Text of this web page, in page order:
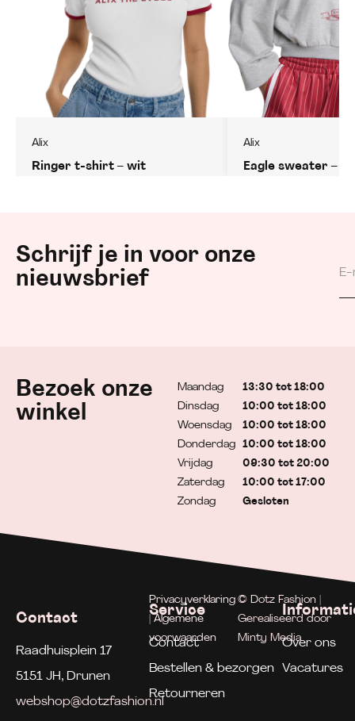
Alix
Ringer t-shirt – wit
Alix
Eagle sweater –
Schrijf je in voor onze
nieuwsbrief
Bezoek onze
winkel
Maandag
Dinsdag
Woensdag
Donderdag
Vrijdag
Zaterdag
Zondag
13:30 tot 18:00
10:00 tot 18:00
10:00 tot 18:00
10:00 tot 18:00
09:30 tot 20:00
10:00 tot 17:00
Gesloten
Contact
Raadhuisplein 17
5151 JH, Drunen
webshop@dotzfashion.nl
Service
Contact
Bestellen & bezorgen
Retourneren
Over ons
Vacatures
Privacyverklaring
| Algemene
voorwaarden
© Dotz Fashion |
Gerealiseerd door
Minty Media